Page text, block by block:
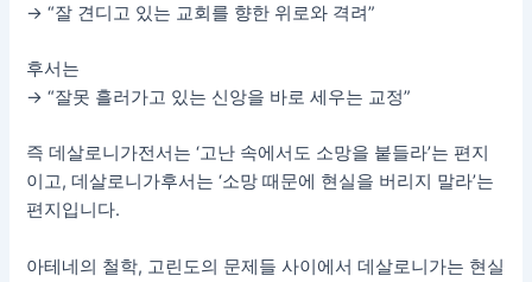
→ “잘 견디고 있는 교회를 향한 위로와 격려”
후서는
→ “잘못 흘러가고 있는 신앙을 바로 세우는 교정”
즉 데살로니가전서는 ‘고난 속에서도 소망을 붙들라’는 편지
이고, 데살로니가후서는 ‘소망 때문에 현실을 버리지 말라’는
편지입니다.
아테네의 철학, 고린도의 문제들 사이에서 데살로니가는 현실